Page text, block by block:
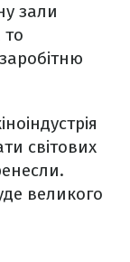
зали
то
світових
великого